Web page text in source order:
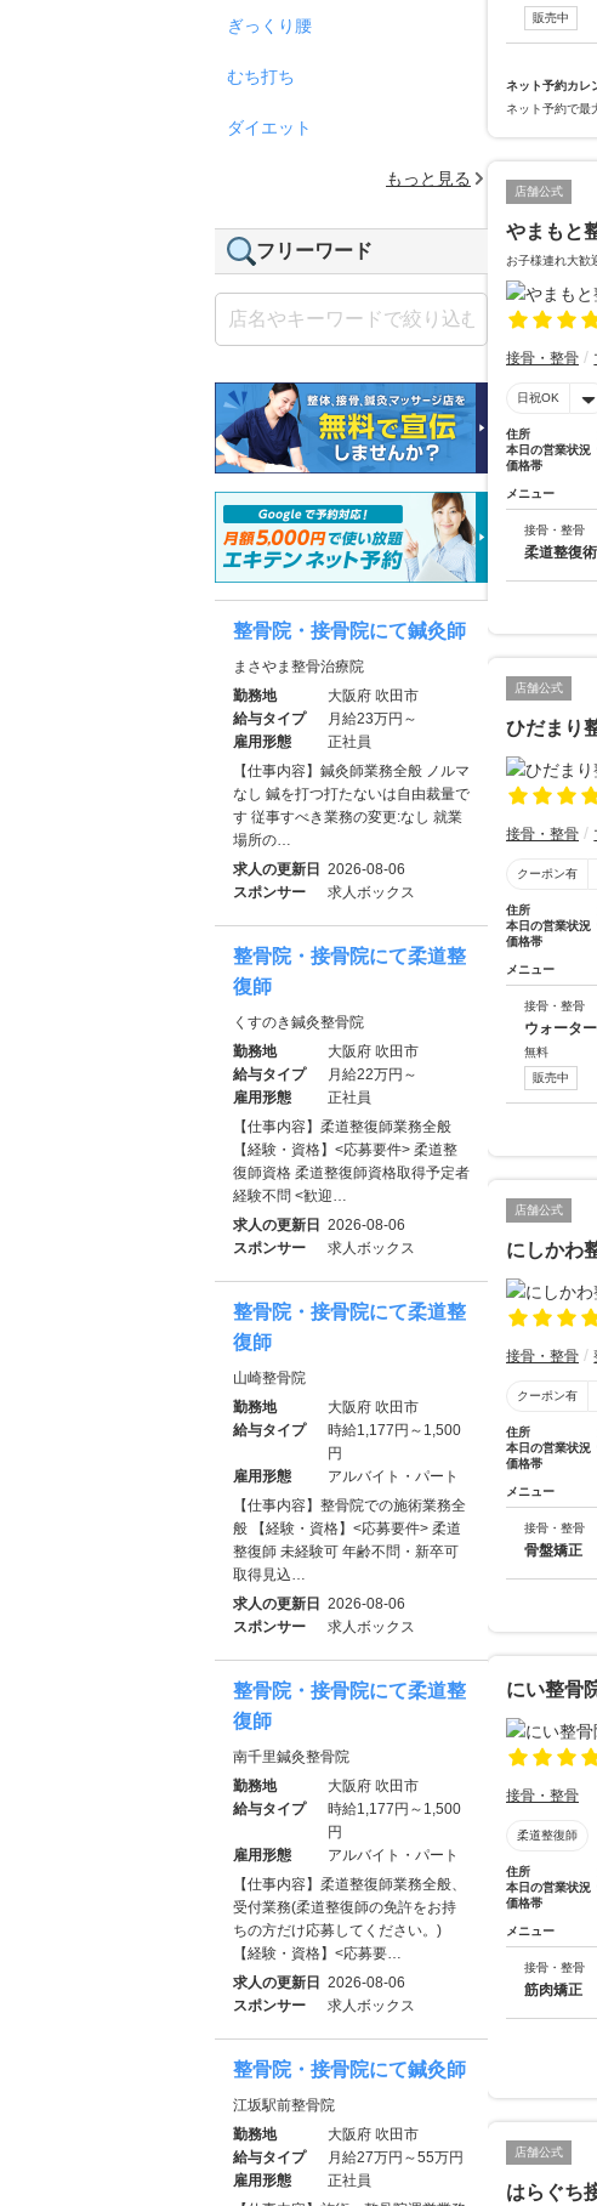
販売中
ネット予約カレ
ネット予約で最
店舗公式
やまもと
お子様連れ大歓
接骨・整骨
日祝OK
住所
本日の営業状況
価格帯
メニュー
接骨・整骨
柔道整復術
店舗公式
ひだまり
接骨・整骨
クーポン有
住所
本日の営業状況
価格帯
メニュー
接骨・整骨
ウォータ
無料
販売中
店舗公式
にしかわ
接骨・整骨
クーポン有
住所
本日の営業状況
価格帯
メニュー
接骨・整骨
骨盤矯正
にい整骨
接骨・整骨
柔道整復師
住所
本日の営業状況
価格帯
メニュー
接骨・整骨
筋肉矯正
店舗公式
はらぐち
ぎっくり腰
むち打ち
ダイエット
もっと見る
フリーワード
整骨院・接骨院にて鍼灸師
まさやま整骨治療院
勤務地
大阪府 吹田市
給与タイプ
月給23万円～
雇用形態
正社員
【仕事内容】鍼灸師業務全般 ノルマ
なし 鍼を打つ打たないは自由裁量で
す 従事すべき業務の変更:なし 就業
場所の…
求人の更新日 2026-08-06
スポンサー
求人ボックス
整骨院・接骨院にて柔道整
復師
くすのき鍼灸整骨院
勤務地
大阪府 吹田市
給与タイプ
月給22万円～
雇用形態
正社員
【仕事内容】柔道整復師業務全般
【経験・資格】<応募要件> 柔道整
復師資格 柔道整復師資格取得予定者
経験不問 <歓迎…
求人の更新日 2026-08-06
スポンサー
求人ボックス
整骨院・接骨院にて柔道整
復師
山崎整骨院
勤務地
大阪府 吹田市
給与タイプ
時給1,177円～1,500
円
雇用形態
アルバイト・パート
【仕事内容】整骨院での施術業務全
般 【経験・資格】<応募要件> 柔道
整復師 未経験可 年齢不問・新卒可
取得見込…
求人の更新日 2026-08-06
スポンサー
求人ボックス
整骨院・接骨院にて柔道整
復師
南千里鍼灸整骨院
勤務地
大阪府 吹田市
給与タイプ
時給1,177円～1,500
円
雇用形態
アルバイト・パート
【仕事内容】柔道整復師業務全般、
受付業務(柔道整復師の免許をお持
ちの方だけ応募してください。)
【経験・資格】<応募要…
求人の更新日 2026-08-06
スポンサー
求人ボックス
整骨院・接骨院にて鍼灸師
江坂駅前整骨院
勤務地
大阪府 吹田市
給与タイプ
月給27万円～55万円
雇用形態
正社員